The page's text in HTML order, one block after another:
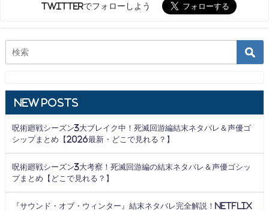
Twitterでフォローしよう
New Posts
呪術廻戦シーズン3大ブレイク中！死滅回游編結末ネタバレ＆声優ゴ
シップまとめ【2026最新・どこで見れる？】
呪術廻戦シーズン3大考察！死滅回游編の結末ネタバレ＆声優ゴシッ
プまとめ【どこで見れる？】
『サウンド・オブ・ウィンター』結末ネタバレ完全解説！Netflix